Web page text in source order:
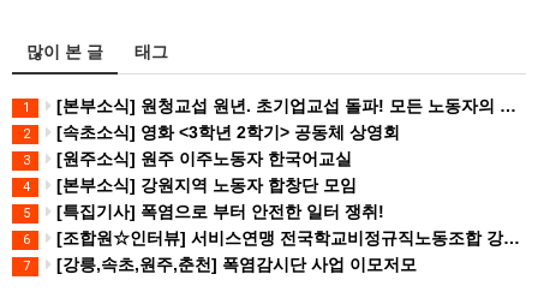
많이 본 글 태그
1 [본부소식] 원청교섭 원년. 초기업교섭 돌파! 모든 노동자의 노동기본권 쟁취! 민주노총 7.15 총파업대회
2 [속초소식] 영화 <3학년 2학기> 공동체 상영회
3 [원주소식] 원주 이주노동자 한국어교실
4 [본부소식] 강원지역 노동자 합창단 모임
5 [특집기사] 폭염으로 부터 안전한 일터 쟁취!
6 [조합원☆인터뷰] 서비스연맹 전국학교비정규직노동조합 강원지부 김유미 춘천지회장
7 [강릉,속초,원주,춘천] 폭염감시단 사업 이모저모